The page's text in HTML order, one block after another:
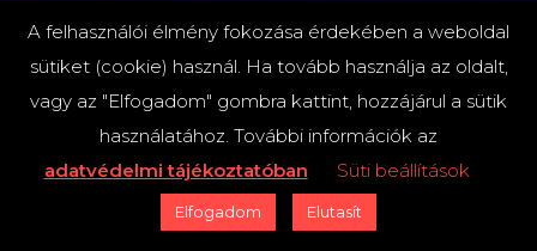
még49napig
Jegyinformáció →
A felhasználói élmény fokozása érdekében a weboldal
sütiket (cookie) használ. Ha tovább használja az oldalt,
vagy az "Elfogadom" gombra kattint, hozzájárul a sütik
használatához. További információk az
adatvédelmi tájékoztatóban
Süti beállítások
Elfogadom Elutasít